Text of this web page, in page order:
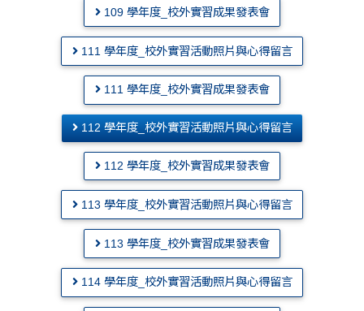
109 學年度_校外實習成果發表會
111 學年度_校外實習活動照片與心得留言
111 學年度_校外實習成果發表會
112 學年度_校外實習活動照片與心得留言
112 學年度_校外實習成果發表會
113 學年度_校外實習活動照片與心得留言
113 學年度_校外實習成果發表會
114 學年度_校外實習活動照片與心得留言